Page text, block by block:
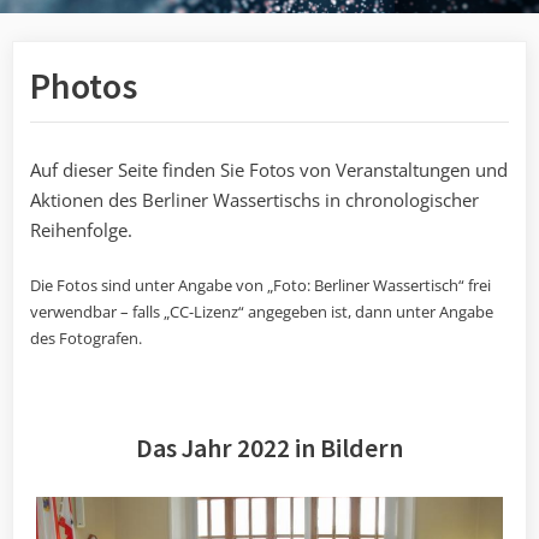
Photos
Auf dieser Seite finden Sie Fotos von Veranstaltungen und
Aktionen des Berliner Wassertischs in chronologischer
Reihenfolge.
Die Fotos sind unter Angabe von „Foto: Berliner Wassertisch“ frei
verwendbar – falls „CC-Lizenz“ angegeben ist, dann unter Angabe
des Fotografen.
Das Jahr 2022 in Bildern